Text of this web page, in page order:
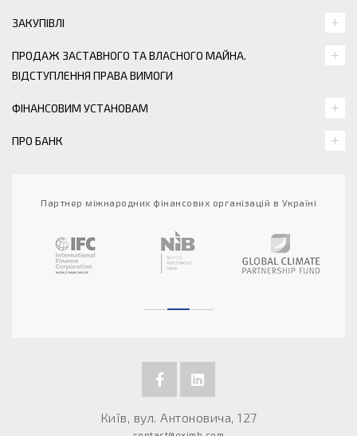
ЗАКУПІВЛІ
ПРОДАЖ ЗАСТАВНОГО ТА ВЛАСНОГО МАЙНА.
ВІДСТУПЛЕННЯ ПРАВА ВИМОГИ
ФІНАНСОВИМ УСТАНОВАМ
ПРО БАНК
Партнер міжнародних фінансових організацій в Україні
Київ, вул. Антоновича, 127